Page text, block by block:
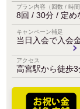
プラン内容（回数 / 時間
8回 / 30分 / 定め
キャンペーン補足
当日入会で入会
アクセス
高宮駅から徒歩3